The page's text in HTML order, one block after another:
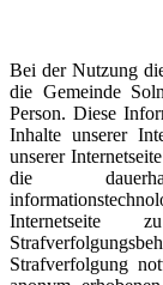
Bei der Nutzung
die Gemeinde
Person. Diese
Inhalte unserer
unserer
die
Strafverfolgung